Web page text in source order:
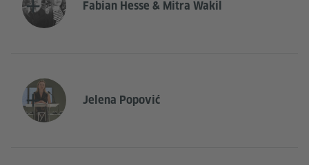
Fabian Hesse & Mitra Wakil
Jelena Popović